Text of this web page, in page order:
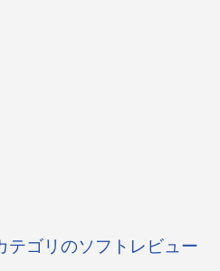
テゴリのソフトレビュー